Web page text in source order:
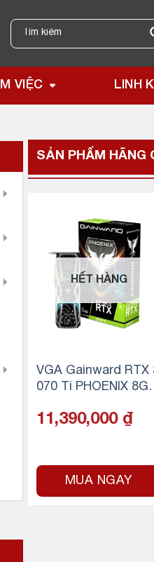
Tìm
kiếm:
VIỆC LINH
SẢN PHẨM HÃNG
HẾT HÀNG
VGA Gainward RTX
070 Ti PHOENIX
11,390,000 ₫
MUA NGAY